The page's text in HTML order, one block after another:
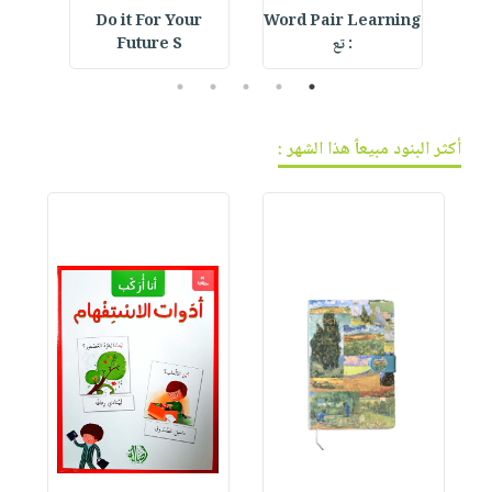
Word Pair Learning
: تع
Do it For Your
Future S
1
2
3
4
5
أكثر البنود مبيعاً هذا الشهر :